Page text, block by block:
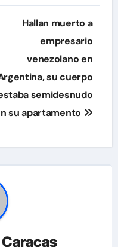
Hallan muerto a
empresario
venezolano en
su cuerpo
semidesnudo
su apartamento